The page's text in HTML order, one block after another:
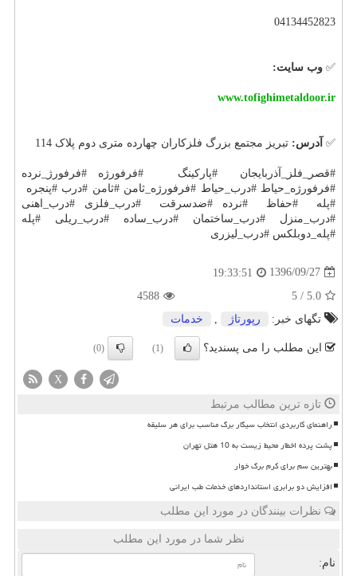
04134452823
✅ وب سایت:
www.tofighimetaldoor.ir
✅ آدرس: تبریز مجتمع بزرگ فلزکاران چهارده متری دوم پلاک 114
#قصر_فلز_آذربایجان #پارکینگ #فرفورژه #فرفورژ_نرده
#فرفورژه_حیاط #درب_حیاط #فرفورژه_ثامن #ثامن #درب #پنجره
#پله #حفاظ #نرده #ضدسرقت #درب_فلزی #درب_اهنی
#درب_منزل #درب_ساختمان #درب_ساده #درب_ریلی #پله
#پله_دوبلکس #درب_لیزری
1396/09/27
19:33:51
5.0
/
5
4588
تگهای خبر:
رپورتاژ خدمات
این مطلب را می پسندید؟ (1)
(0)
X
تازه ترین مطالب مرتبط
راهنمای کاربردی انتخاب سیگار برگ مناسب برای هر سلیقه
پشت پرده اخطار محیط زیست به 10 هتل تهران
بهترین سم برای کرم برگ خوار
افزایش دو برابری استانداردهای خدمات طب ایرانی
نظرات بینندگان در مورد این مطلب
نظر شما در مورد این مطلب
نام: